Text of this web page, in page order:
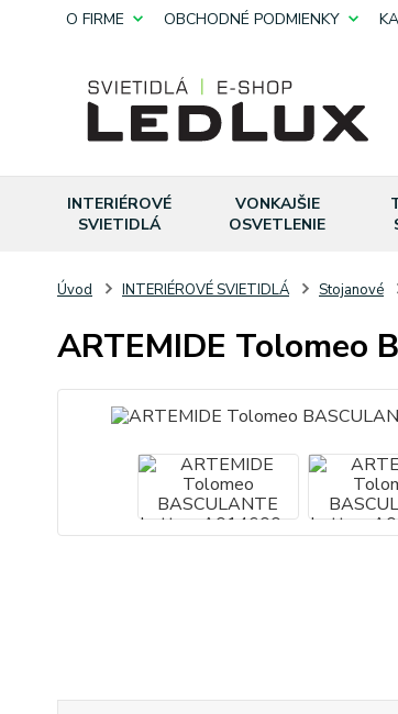
O FIRME OBCHODNÉ PODMIENKY
INTERIÉROVÉ
SVIETIDLÁ
VONKAJŠIE
OSVETLENIE
Úvod INTERIÉROVÉ SVIETIDLÁ Stojanové
ARTEMIDE Tolomeo